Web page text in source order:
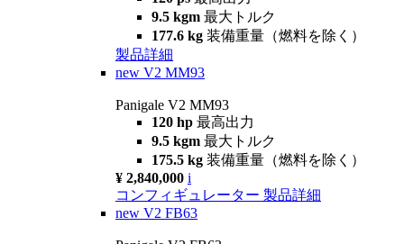
9.5 kgm 最大トルク
177.6 kg 装備重量（燃料を除く）
製品詳細
new V2 MM93
Panigale V2 MM93
120 hp 最高出力
9.5 kgm 最大トルク
175.5 kg 装備重量（燃料を除く）
¥ 2,840,000 i
コンフィギュレーター 製品詳細
new V2 FB63